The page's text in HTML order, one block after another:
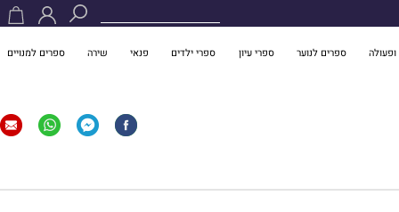
ספרים לנוער ספרי עיון ספרי ילדים פנאי שירה ספרים למנויים